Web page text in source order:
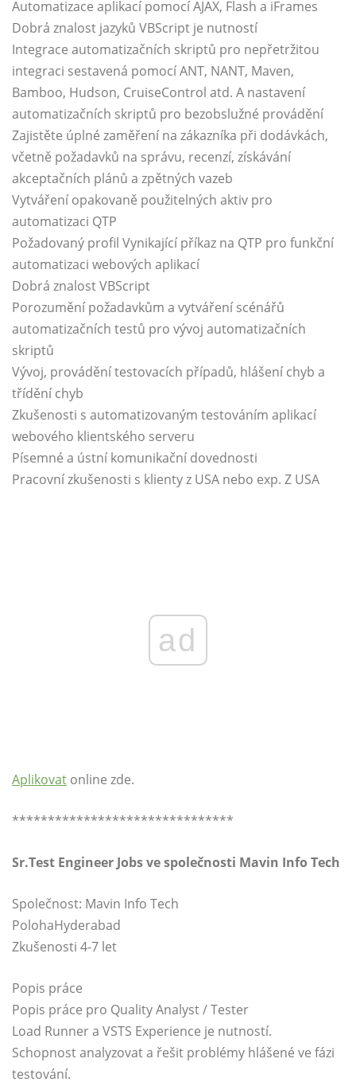
Automatizace aplikací pomocí AJAX, Flash a iFrames
Dobrá znalost jazyků VBScript je nutností
Integrace automatizačních skriptů pro nepřetržitou
integraci sestavená pomocí ANT, NANT, Maven,
Bamboo, Hudson, CruiseControl atd. A nastavení
automatizačních skriptů pro bezobslužné provádění
Zajistěte úplné zaměření na zákazníka při dodávkách,
včetně požadavků na správu, recenzí, získávání
akceptačních plánů a zpětných vazeb
Vytváření opakovaně použitelných aktiv pro
automatizaci QTP
Požadovaný profil Vynikající příkaz na QTP pro funkční
automatizaci webových aplikací
Dobrá znalost VBScript
Porozumění požadavkům a vytváření scénářů
automatizačních testů pro vývoj automatizačních
skriptů
Vývoj, provádění testovacích případů, hlášení chyb a
třídění chyb
Zkušenosti s automatizovaným testováním aplikací
webového klientského serveru
Písemné a ústní komunikační dovednosti
Pracovní zkušenosti s klienty z USA nebo exp. Z USA
ad
Aplikovat online zde.
*******************************
Sr.Test Engineer Jobs ve společnosti Mavin Info Tech
Společnost: Mavin Info Tech
PolohaHyderabad
Zkušenosti 4-7 let
Popis práce
Popis práce pro Quality Analyst / Tester
Load Runner a VSTS Experience je nutností.
Schopnost analyzovat a řešit problémy hlášené ve fázi
testování.